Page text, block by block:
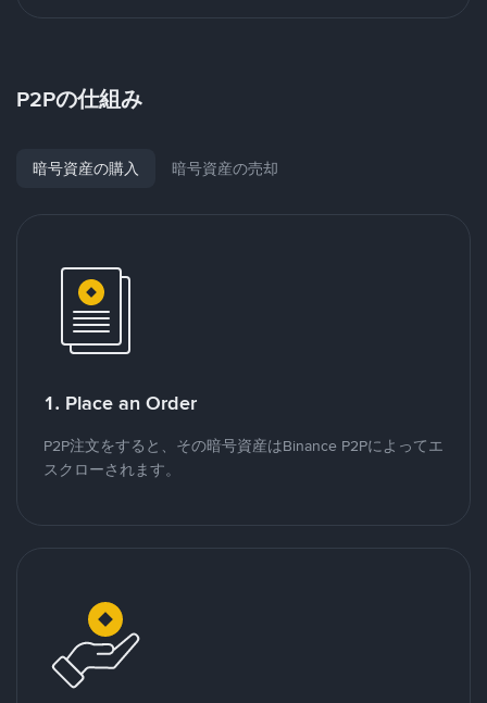
P2Pの仕組み
暗号資産の購入 暗号資産の売却
1. Place an Order
P2P注文をすると、その暗号資産はBinance P2Pによってエ
スクローされます。